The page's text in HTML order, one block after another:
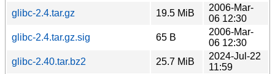
glibc-2.4.tar.gz
19.5 MiB
2006-Mar-
06 12:30
glibc-2.4.tar.gz.sig
65 B
2006-Mar-
06 12:30
glibc-2.40.tar.bz2
25.7 MiB
2024-Jul-22
11:59